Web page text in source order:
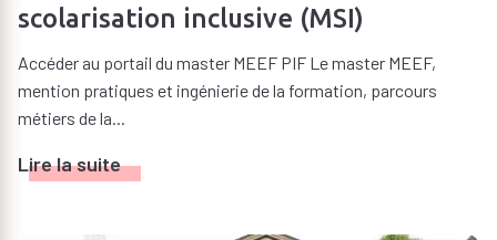
DOCUMENTS À TÉLÉCHARGER
scolarisation inclusive (MSI)
Accéder au portail du master MEEF PIF Le master MEEF,
mention pratiques et ingénierie de la formation, parcours
métiers de la...
Lire la suite